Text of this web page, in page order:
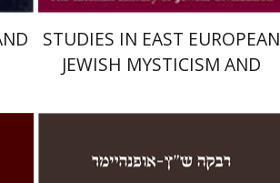
STUDIES IN EAST EUROPEAN
JEWISH MYSTICISM AND
רבקה ש"ץ-אופנהיימר